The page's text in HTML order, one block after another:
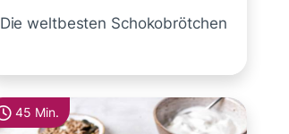
Die weltbesten Schokobrötchen
45 Min.